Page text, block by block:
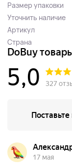
Размер упаковки
Уточнить наличие
Артикул
Страна